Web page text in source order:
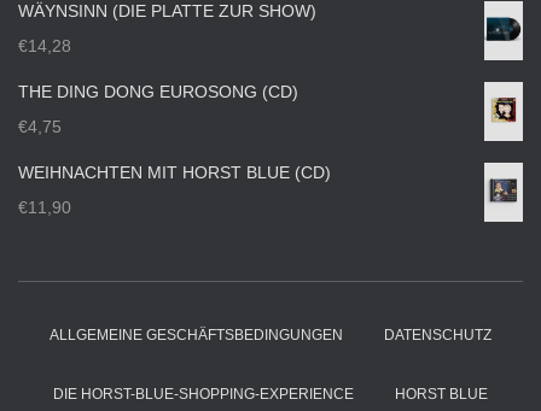
WÄYNSINN (DIE PLATTE ZUR SHOW)
€14,28
THE DING DONG EUROSONG (CD)
€4,75
WEIHNACHTEN MIT HORST BLUE (CD)
€11,90
ALLGEMEINE GESCHÄFTSBEDINGUNGEN DATENSCHUTZ
DIE HORST-BLUE-SHOPPING-EXPERIENCE HORST BLUE